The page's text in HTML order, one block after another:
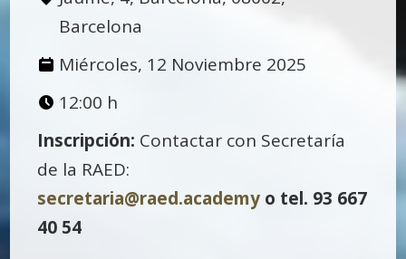
Barcelona
Miércoles, 12 Noviembre 2025
12:00 h
Inscripción: Contactar con Secretaría
de la RAED:
secretaria@raed.academy o tel. 93 667
40 54